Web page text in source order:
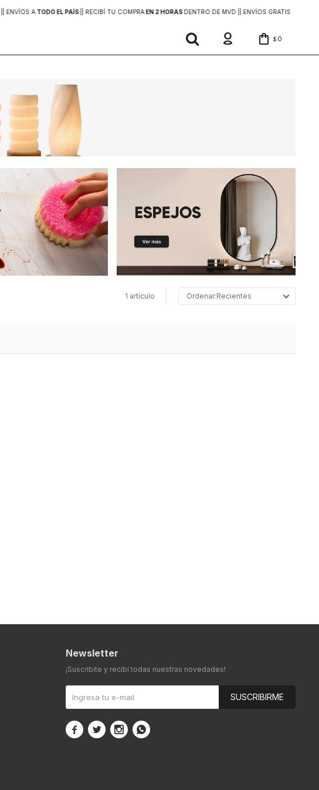
| ENVÍOS A TODO EL PAÍS | RECIBÍ TU COMPRAEN 2 HORASDENTRO DE MVD | | ENVÍOS GRATIS
$ 0
1 artículo Recientes
Newsletter
¡Suscribite y recibí todas nuestras novedades!
SUSCRIBIRME
   